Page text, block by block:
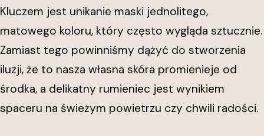
Kluczem jest unikanie maski jednolitego,
matowego koloru, który często wygląda sztucznie.
Zamiast tego powinniśmy dążyć do stworzenia
iluzji, że to nasza własna skóra promienieje od
środka, a delikatny rumieniec jest wynikiem
spaceru na świeżym powietrzu czy chwili radości.